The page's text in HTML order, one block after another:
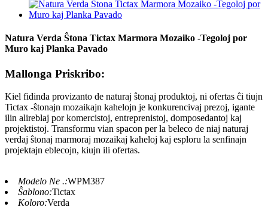
Natura Verda Ŝtona Tictax Marmora Mozaiko -Tegoloj por
Muro kaj Planka Pavado
Mallonga Priskribo:
Kiel fidinda provizanto de naturaj ŝtonaj produktoj, ni ofertas ĉi tiujn
Tictax -ŝtonajn mozaikajn kahelojn je konkurencivaj prezoj, igante
ilin alireblaj por komercistoj, entreprenistoj, domposedantoj kaj
projektistoj. Transformu vian spacon per la beleco de niaj naturaj
verdaj ŝtonaj marmoraj mozaikaj kaheloj kaj esploru la senfinajn
projektajn eblecojn, kiujn ili ofertas.
Modelo Ne .:WPM387
Ŝablono:Tictax
Koloro:Verda